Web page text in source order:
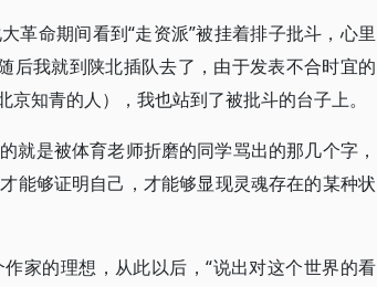
革命期间看到“走资派”被挂着排子批斗，心里
我就到陕北插队去了，由于发表不合时宜的
知青的人），我也站到了被批斗的台子上。
就是被体育老师折磨的同学骂出的那几个字，
能够证明自己，才能够显现灵魂存在的某种状
家的理想，从此以后，“说出对这个世界的看